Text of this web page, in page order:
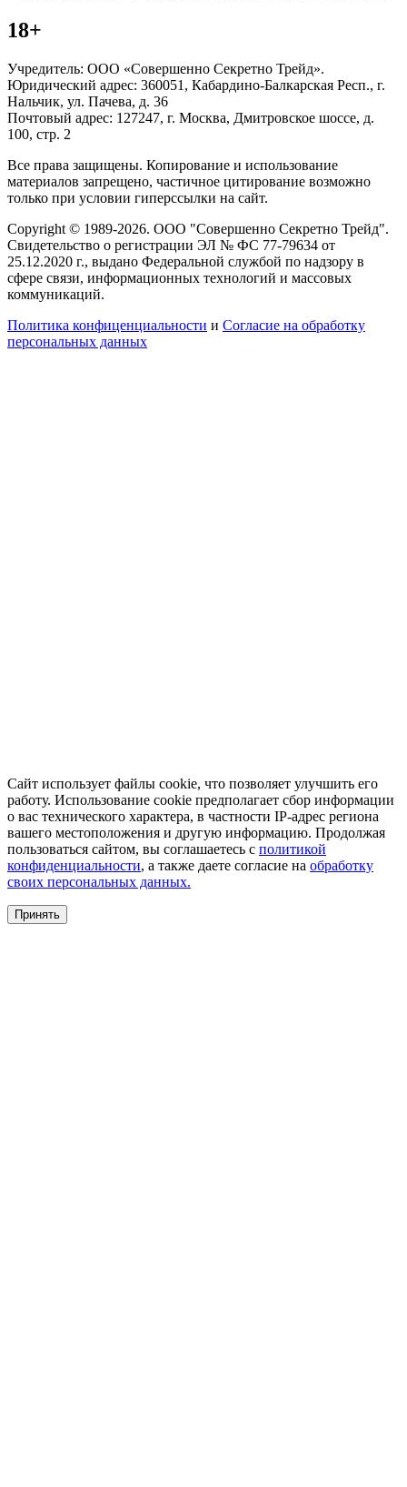
18+
Учредитель: ООО «Совершенно Секретно Трейд».
Юридический адрес: 360051, Кабардино-Балкарская Респ., г.
Нальчик, ул. Пачева, д. 36
Почтовый адрес: 127247, г. Москва, Дмитровское шоссе, д.
100, стр. 2
Все права защищены. Копирование и использование
материалов запрещено, частичное цитирование возможно
только при условии гиперссылки на сайт.
Copyright © 1989-2026. ООО "Совершенно Секретно Трейд".
Свидетельство о регистрации ЭЛ № ФС 77-79634 от
25.12.2020 г., выдано Федеральной службой по надзору в
сфере связи, информационных технологий и массовых
коммуникаций.
Политика конфиценциальности и Согласие на обработку
персональных данных
Сайт использует файлы cookie, что позволяет улучшить его
работу. Использование cookie предполагает сбор информации
о вас технического характера, в частности IP-адрес региона
вашего местоположения и другую информацию. Продолжая
пользоваться сайтом, вы соглашаетесь с политикой
конфиденциальности, а также даете согласие на обработку
своих персональных данных.
Принять